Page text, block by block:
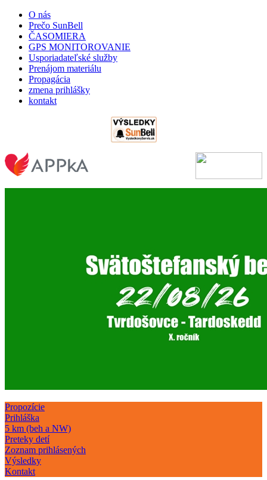
O nás
Prečo SunBell
ČASOMIERA
GPS MONITOROVANIE
Usporiadateľské služby
Prenájom materiálu
Propagácia
zmena prihlášky
kontakt
Propozície
Prihláška
5 km (beh a NW)
Preteky detí
Zoznam prihlásených
Výsledky
Kontakt